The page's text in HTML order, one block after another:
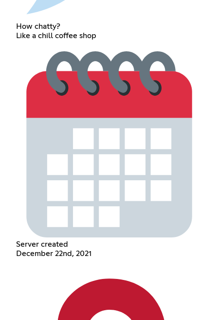
How chatty?
Like a chill coffee shop
Server created
December 22nd, 2021